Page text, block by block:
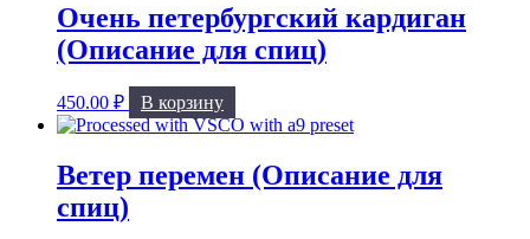
Очень петербургский кардиган
(Описание для спиц)
450.00 ₽ В корзину
Ветер перемен (Описание для
спиц)